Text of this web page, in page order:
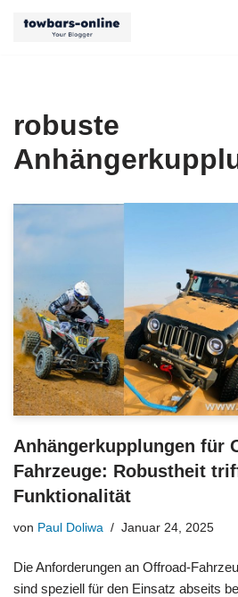
robuste
Anhängerkupplungen für
Fahrzeuge: Robustheit
Funktionalität
von Paul Doliwa Januar 24, 2025
Die Anforderungen an Offroad-
sind speziell für den Einsatz abseits